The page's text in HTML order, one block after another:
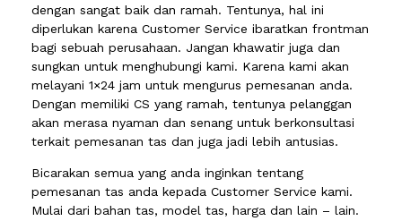
dengan sangat baik dan ramah. Tentunya, hal ini
diperlukan karena Customer Service ibaratkan frontman
bagi sebuah perusahaan. Jangan khawatir juga dan
sungkan untuk menghubungi kami. Karena kami akan
melayani 1×24 jam untuk mengurus pemesanan anda.
Dengan memiliki CS yang ramah, tentunya pelanggan
akan merasa nyaman dan senang untuk berkonsultasi
terkait pemesanan tas dan juga jadi lebih antusias.
Bicarakan semua yang anda inginkan tentang
pemesanan tas anda kepada Customer Service kami.
Mulai dari bahan tas, model tas, harga dan lain – lain.